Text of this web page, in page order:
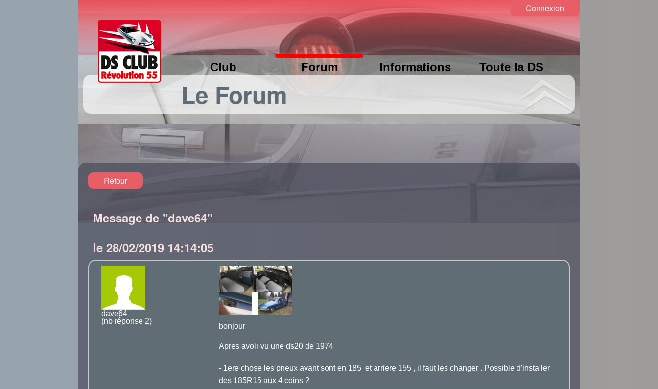
Connexion
Club Forum Informations Toute la DS
Le Forum
Retour
Message de "dave64"
le 28/02/2019 14:14:05
dave64
(nb réponse 2)
bonjour
Apres avoir vu une ds20 de 1974
- 1ere chose les pneux avant sont en 185 et arriere 155 , il faut les changer . Possible d'installer
des 185R15 aux 4 coins ?